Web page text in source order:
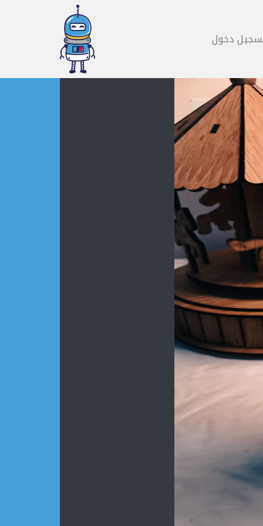
دخول